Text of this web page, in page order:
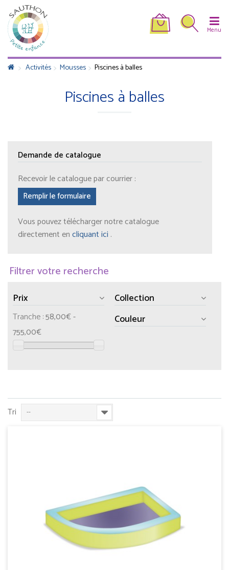
Menu
> Activités > Mousses > Piscines à balles
Piscines à balles
Demande de catalogue
Recevoir le catalogue par courrier :
Remplir le formulaire
Vous pouvez télécharger notre catalogue
directement encliquant ici .
Filtrer votre recherche
Prix
Tranche :58,00€ -
755,00€
Collection
Couleur
Tri --